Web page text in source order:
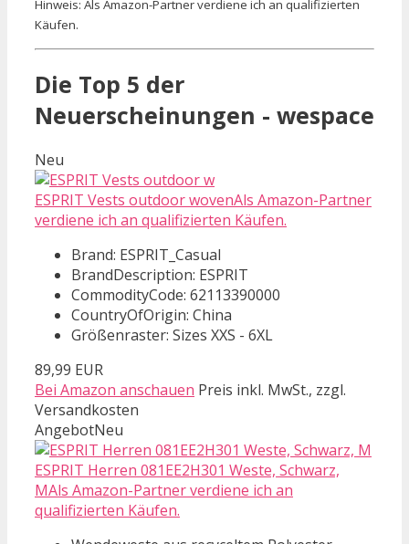
Hinweis: Als Amazon-Partner verdiene ich an qualifizierten
Käufen.
Die Top 5 der
Neuerscheinungen - wespace
Neu
ESPRIT Vests outdoor wovenAls Amazon-Partner
verdiene ich an qualifizierten Käufen.
Brand: ESPRIT_Casual
BrandDescription: ESPRIT
CommodityCode: 62113390000
CountryOfOrigin: China
Größenraster: Sizes XXS - 6XL
89,99 EUR
Bei Amazon anschauen Preis inkl. MwSt., zzgl.
Versandkosten
AngebotNeu
ESPRIT Herren 081EE2H301 Weste, Schwarz,
MAls Amazon-Partner verdiene ich an
qualifizierten Käufen.